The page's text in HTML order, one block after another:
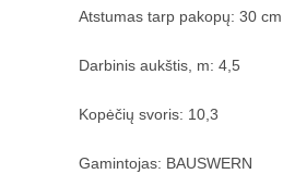
Atstumas tarp pakopų: 30 cm
Darbinis aukštis, m: 4,5
Kopėčių svoris: 10,3
Gamintojas: BAUSWERN